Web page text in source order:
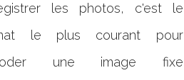
les photos, c'est le
le plus courant pour
une image fixe